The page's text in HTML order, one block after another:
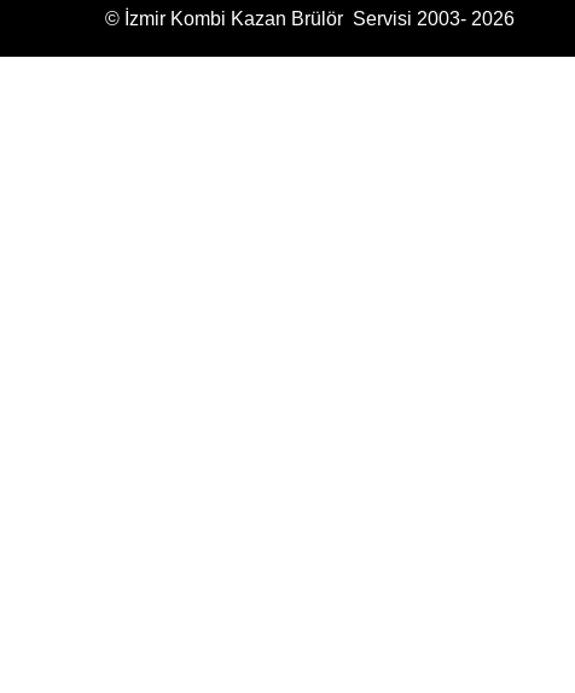
© İzmir Kombi Kazan Brülör Servisi 2003- 2026